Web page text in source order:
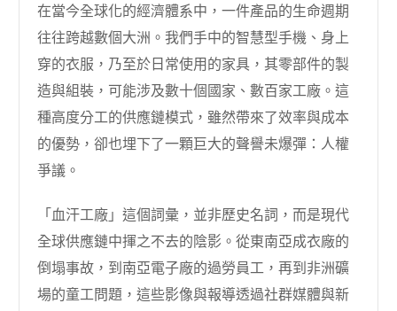
在當今全球化的經濟體系中，一件產品的生命週期
往往跨越數個大洲。我們手中的智慧型手機、身上
穿的衣服，乃至於日常使用的家具，其零部件的製
造與組裝，可能涉及數十個國家、數百家工廠。這
種高度分工的供應鏈模式，雖然帶來了效率與成本
的優勢，卻也埋下了一顆巨大的聲譽未爆彈：人權
爭議。
「血汗工廠」這個詞彙，並非歷史名詞，而是現代
全球供應鏈中揮之不去的陰影。從東南亞成衣廠的
倒塌事故，到南亞電子廠的過勞員工，再到非洲礦
場的童工問題，這些影像與報導透過社群媒體與新